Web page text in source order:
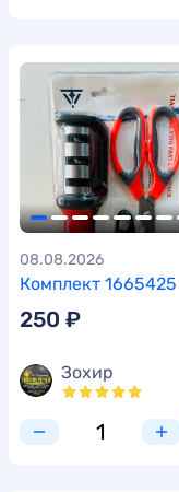
Комплект 1665425
08.08.2026
250 ₽
Зохир